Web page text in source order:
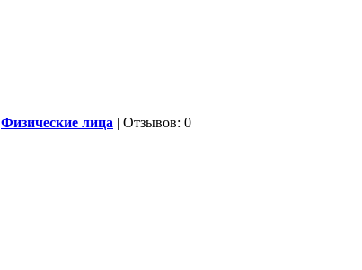
Физические лица | Отзывов: 0